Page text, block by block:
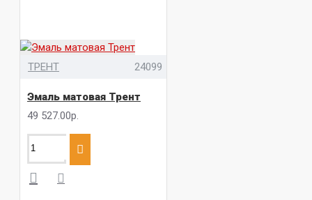
ТРЕНТ 24099
Эмаль матовая Трент
49 527.00р.